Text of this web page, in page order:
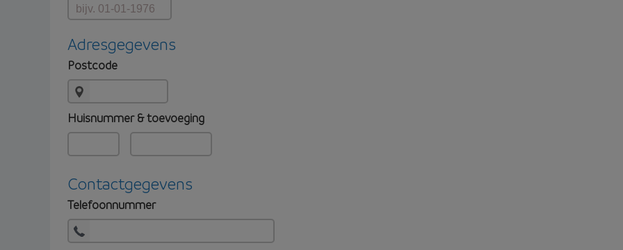
Adresgegevens
Postcode
Huisnummer & toevoeging
Contactgegevens
Telefoonnummer